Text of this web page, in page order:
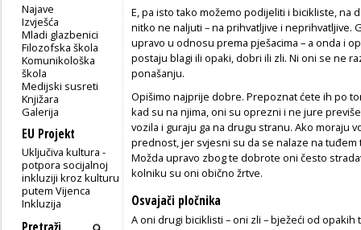
Najave
Izvješća
Mladi glazbenici
Filozofska škola
Komunikološka
škola
Medijski susreti
Knjižara
Galerija
EU Projekt
Uključiva kultura -
potpora socijalnoj
inkluziji kroz kulturu
putem Vijenca
Inkluzija
E, pa isto tako možemo podijeliti i bicikliste, na
nitko ne naljuti – na prihvatljive i neprihvatljive.
upravo u odnosu prema pješacima – a onda i
postaju blagi ili opaki, dobri ili zli. Ni oni se ne
ponašanju.
Opišimo najprije dobre. Prepoznat ćete ih po
kad su na njima, oni su oprezni i ne jure
vozila i guraju ga na drugu stranu. Ako moraju
prednost, jer svjesni su da se nalaze na
Možda upravo zbog te dobrote oni često
kolniku su oni obično žrtve.
Osvajači pločnika
A oni drugi biciklisti – oni zli – bježeći od